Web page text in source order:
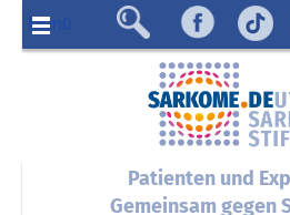
Menü
Patienten und
Gemeinsam gegen